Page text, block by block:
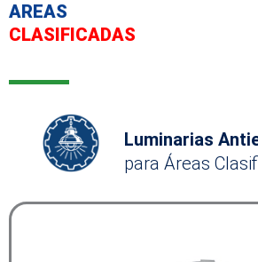
AREAS
CLASIFICADAS
Luminarias
para Áreas